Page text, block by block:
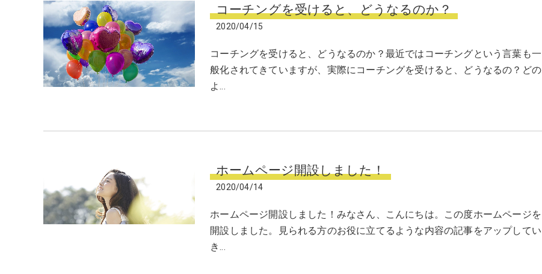
コーチングを受けると、どうなるのか？
2020/04/15
コーチングを受けると、どうなるのか？最近ではコーチングという言葉も一
般化されてきていますが、実際にコーチングを受けると、どうなるの？どの
よ…
ホームページ開設しました！
2020/04/14
ホームページ開設しました！みなさん、こんにちは。この度ホームページを
開設しました。見られる方のお役に立てるような内容の記事をアップしてい
き…